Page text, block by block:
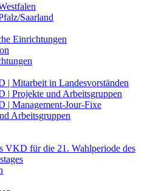
Saarland
Einrichtungen
| Mitarbeit in Landesvorständen
| Projekte und Arbeitsgruppen
| Management-Jour-Fixe
Arbeitsgruppen
VKD für die 21. Wahlperiode des